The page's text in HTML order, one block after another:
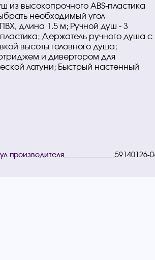
из высокопрочного ABS-пластика
необходимый угол
длина 1.5 м; Ручной душ - 3
Держатель ручного душа с
высоты головного душа;
и дивертором для
латуни; Быстрый настенный
производителя 59140126-